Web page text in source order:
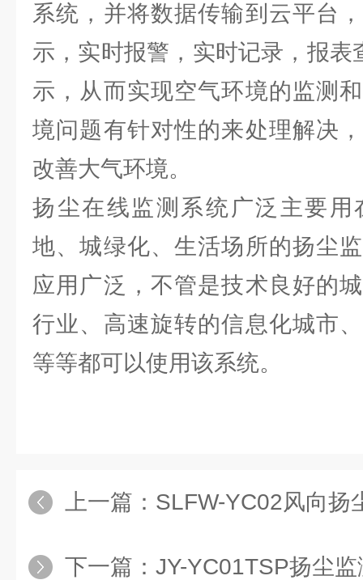
系统，并将数据传输到云平台
示，实时报警，实时记录，报表
示，从而实现空气环境的监测
境问题有针对性的来处理解决
改善大气环境。
扬尘在线监测系统广泛主要用
地、城绿化、生活场所的扬尘
应用广泛，不管是技术良好的
行业、高速旋转的信息化城市
等等都可以使用该系统。
上一篇： SLFW-YC02风向扬
下一篇： JY-YC01TSP扬尘监